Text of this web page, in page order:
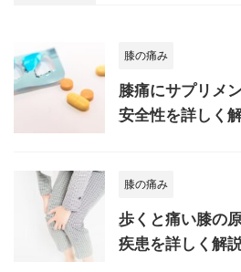
膝の痛み
膝痛にサプリメ
安全性を詳しく
膝の痛み
歩くと痛い膝の
疾患を詳しく解